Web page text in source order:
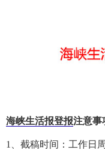
海峡生活报登报注意事
1、截稿时间：工作日